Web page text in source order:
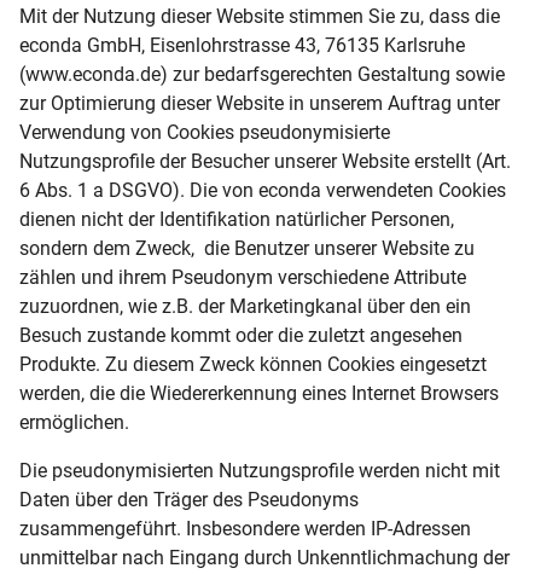
Mit der Nutzung dieser Website stimmen Sie zu, dass die
econda GmbH, Eisenlohrstrasse 43, 76135 Karlsruhe
(www.econda.de) zur bedarfsgerechten Gestaltung sowie
zur Optimierung dieser Website in unserem Auftrag unter
Verwendung von Cookies pseudonymisierte
Nutzungsprofile der Besucher unserer Website erstellt (Art.
6 Abs. 1 a DSGVO). Die von econda verwendeten Cookies
dienen nicht der Identifikation natürlicher Personen,
sondern dem Zweck, die Benutzer unserer Website zu
zählen und ihrem Pseudonym verschiedene Attribute
zuzuordnen, wie z.B. der Marketingkanal über den ein
Besuch zustande kommt oder die zuletzt angesehen
Produkte. Zu diesem Zweck können Cookies eingesetzt
werden, die die Wiedererkennung eines Internet Browsers
ermöglichen.
Die pseudonymisierten Nutzungsprofile werden nicht mit
Daten über den Träger des Pseudonyms
zusammengeführt. Insbesondere werden IP-Adressen
unmittelbar nach Eingang durch Unkenntlichmachung der